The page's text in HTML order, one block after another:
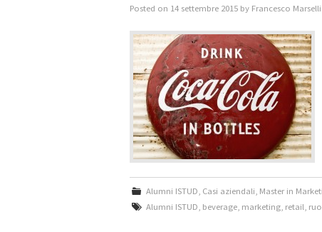
Posted on 14 settembre 2015 by Francesco Marselli
Alumni ISTUD, Casi aziendali, Master in
Alumni ISTUD, beverage, marketing, retail,